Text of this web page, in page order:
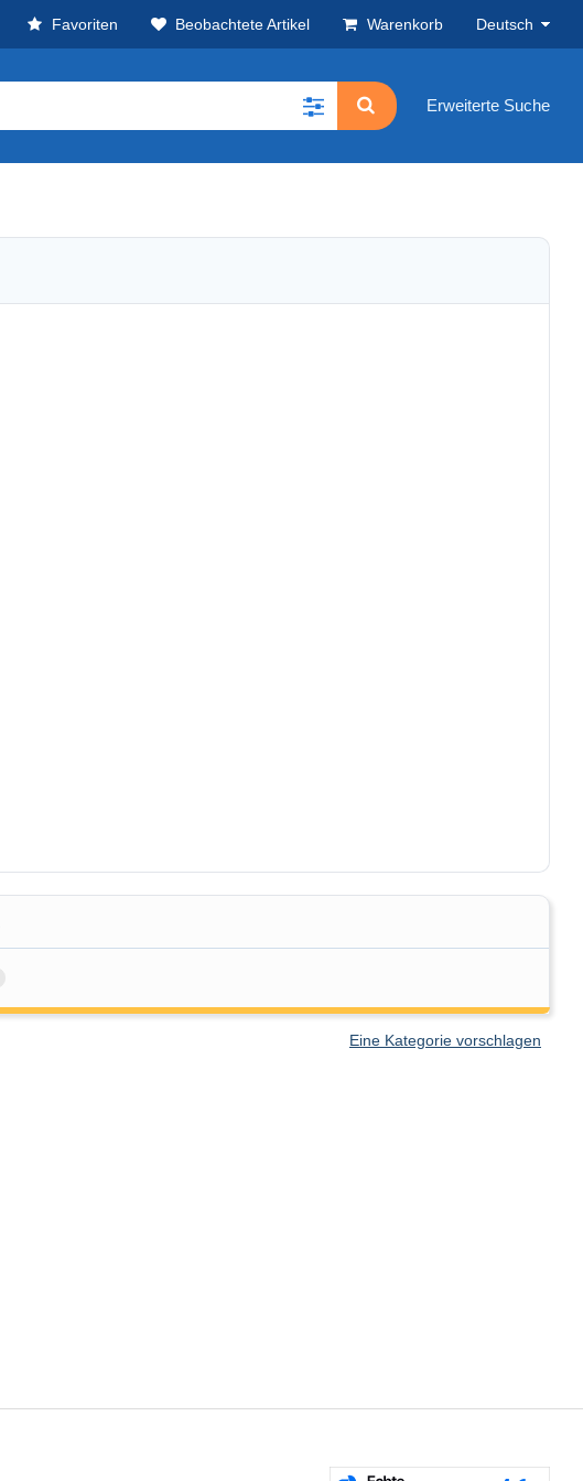
Favoriten Beobachtete Artikel Warenkorb Deutsch
Erweiterte Suche
Eine Kategorie vorschlagen